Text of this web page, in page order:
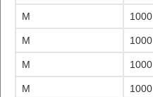
M 1000
M 1000
M 1000
M 1000